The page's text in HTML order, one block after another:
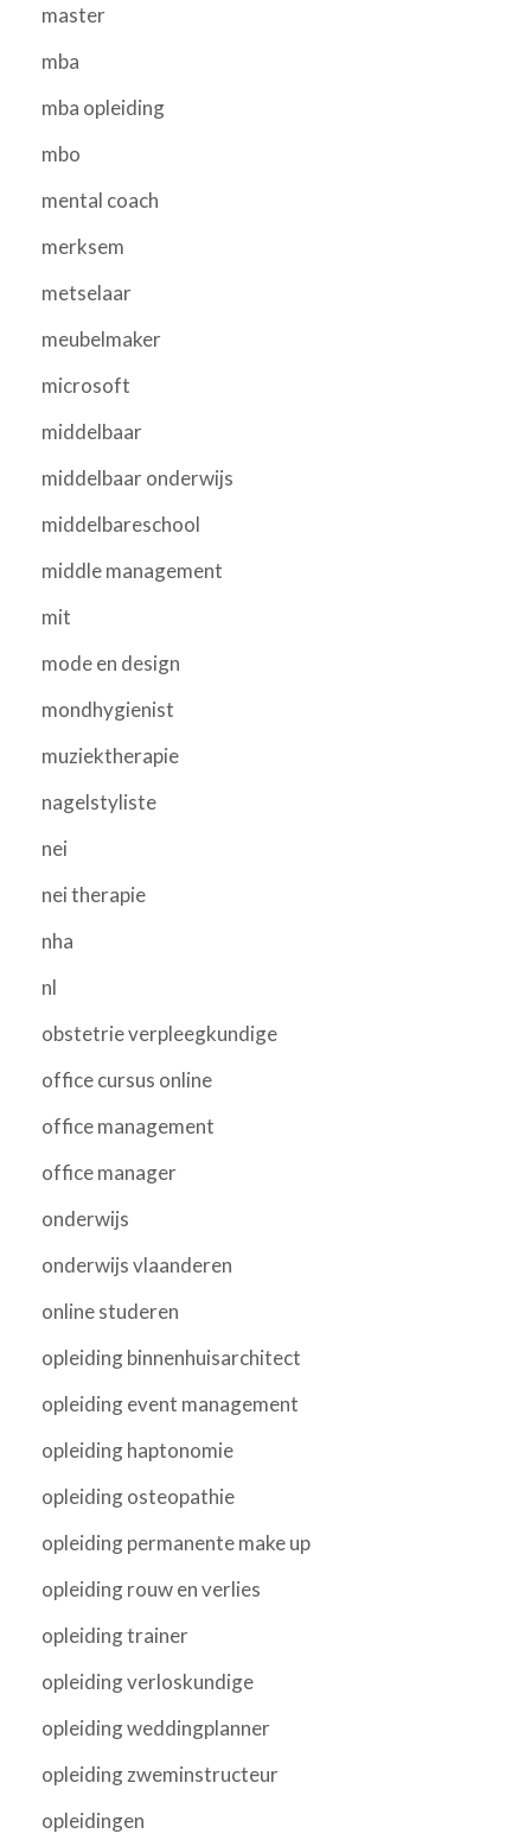
master
mba
mba opleiding
mbo
mental coach
merksem
metselaar
meubelmaker
microsoft
middelbaar
middelbaar onderwijs
middelbareschool
middle management
mit
mode en design
mondhygienist
muziektherapie
nagelstyliste
nei
nei therapie
nha
nl
obstetrie verpleegkundige
office cursus online
office management
office manager
onderwijs
onderwijs vlaanderen
online studeren
opleiding binnenhuisarchitect
opleiding event management
opleiding haptonomie
opleiding osteopathie
opleiding permanente make up
opleiding rouw en verlies
opleiding trainer
opleiding verloskundige
opleiding weddingplanner
opleiding zweminstructeur
opleidingen